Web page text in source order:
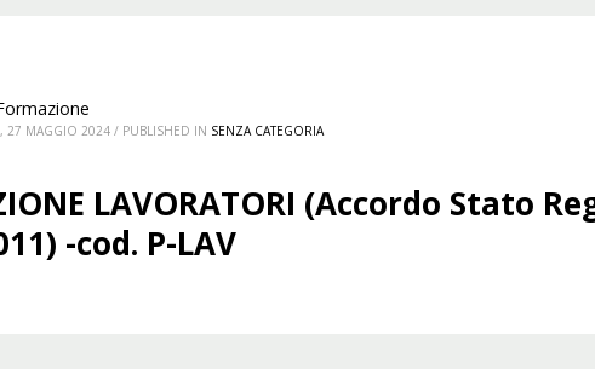
27 MAGGIO 2024 / PUBLISHED IN SENZA CATEGORIA
LAVORATORI (Accordo Stato
-cod. P-LAV